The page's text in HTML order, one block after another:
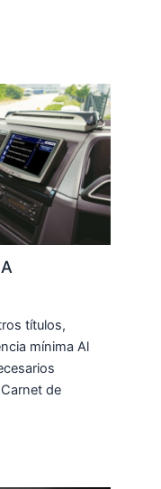
títulos,
mínima Al
de